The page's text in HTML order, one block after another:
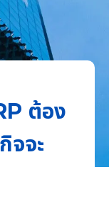
ต้อง
จจะ